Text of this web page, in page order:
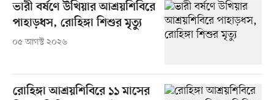
ভারী বর্ষণে উখিয়ার আশ্রয়শিবিরে
পাহাড়ধস, রোহিঙ্গা শিশুর মৃত্যু
০৫ আগস্ট ২০২৬
রোহিঙ্গা আশ্রয়শিবিরে ১১ মাসের